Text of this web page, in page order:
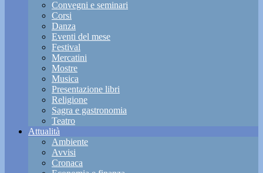
Convegni e seminari
Corsi
Danza
Eventi del mese
Festival
Mercatini
Mostre
Musica
Presentazione libri
Religione
Sagra e gastronomia
Teatro
Attualità
Ambiente
Avvisi
Cronaca